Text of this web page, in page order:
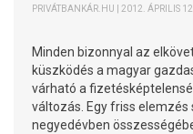
PRIVÁTBANKÁR.HU | 2012. ÁPRILIS
Minden bizonnyal az
küszködés a magyar
várható a
változás. Egy friss elemzés
negyedévben